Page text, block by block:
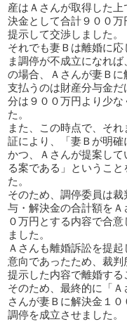
産はＡさんが取得した
決金として合計９００
提示して交渉しました。
それでも妻Ｂは離婚に
ま調停が不成立になれ
の場合、Ａさんが妻Ｂ
支払うのは財産分与金
分は９００万円より少
た。
また、この時点で、そ
証により、「妻Ｂが明確
かつ、Ａさんが提案し
る案である」というこ
た。
そのため、調停委員は
与・解決金の合計額を
０万円とする内容で合
ました。
Ａさんも離婚訴訟を提
意向であったため、裁
提示した内容で離婚する
そのため、最終的に「
さんが妻Ｂに解決金１
調停を成立させました。